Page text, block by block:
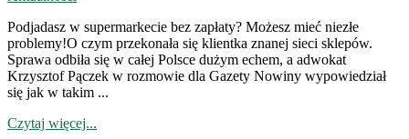
Podjadasz w supermarkecie bez zapłaty? Możesz mieć niezłe
problemy!O czym przekonała się klientka znanej sieci sklepów.
Sprawa odbiła się w całej Polsce dużym echem, a adwokat
Krzysztof Pączek w rozmowie dla Gazety Nowiny wypowiedział
się jak w takim ...
Czytaj więcej...